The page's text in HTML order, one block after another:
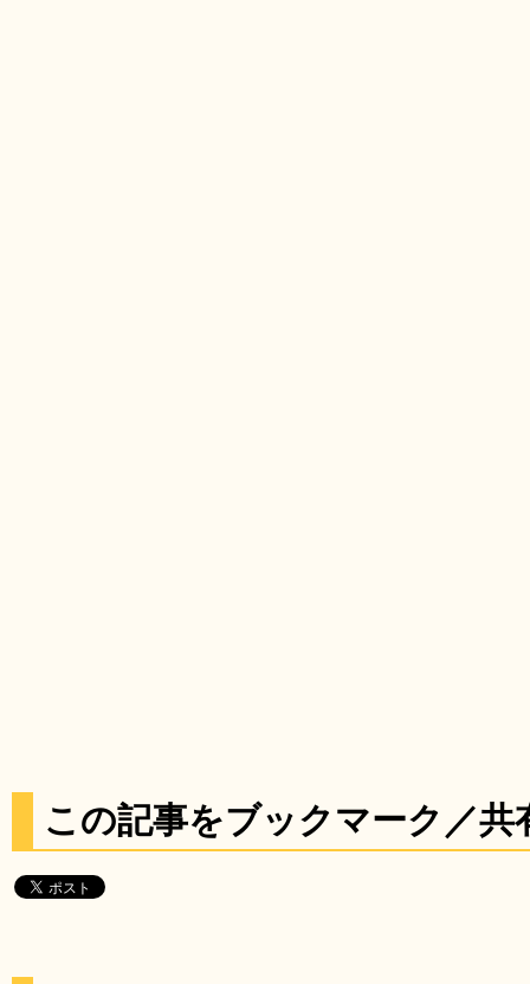
この記事をブックマーク／共